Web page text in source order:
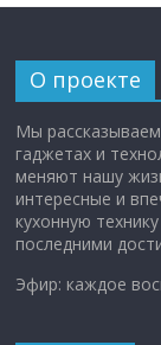
О проекте
Мы
гаджетах и
меняют нашу
интересные и
кухонную
последними
Эфир: каждое